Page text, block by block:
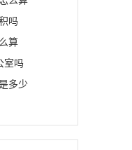
吗
算
室吗
多少